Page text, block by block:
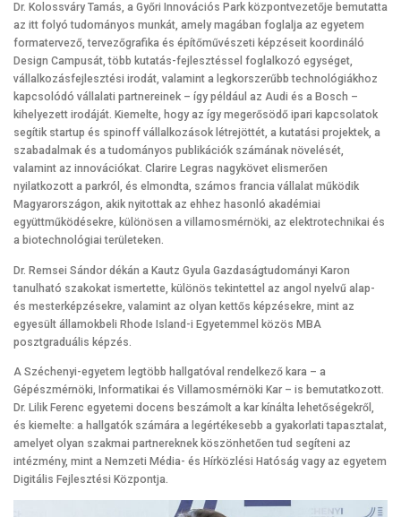
Dr. Kolossváry Tamás, a Győri Innovációs Park központvezetője bemutatta
az itt folyó tudományos munkát, amely magában foglalja az egyetem
formatervező, tervezőgrafika és építőművészeti képzéseit koordináló
Design Campusát, több kutatás-fejlesztéssel foglalkozó egységet,
vállalkozásfejlesztési irodát, valamint a legkorszerűbb technológiákhoz
kapcsolódó vállalati partnereinek – így például az Audi és a Bosch –
kihelyezett irodáját. Kiemelte, hogy az így megerősödő ipari kapcsolatok
segítik startup és spinoff vállalkozások létrejöttét, a kutatási projektek, a
szabadalmak és a tudományos publikációk számának növelését,
valamint az innovációkat. Clarire Legras nagykövet elismerően
nyilatkozott a parkról, és elmondta, számos francia vállalat működik
Magyarországon, akik nyitottak az ehhez hasonló akadémiai
együttműködésekre, különösen a villamosmérnöki, az elektrotechnikai és
a biotechnológiai területeken.
Dr. Remsei Sándor dékán a Kautz Gyula Gazdaságtudományi Karon
tanulható szakokat ismertette, különös tekintettel az angol nyelvű alap-
és mesterképzésekre, valamint az olyan kettős képzésekre, mint az
egyesült államokbeli Rhode Island-i Egyetemmel közös MBA
posztgraduális képzés.
A Széchenyi-egyetem legtöbb hallgatóval rendelkező kara – a
Gépészmérnöki, Informatikai és Villamosmérnöki Kar – is bemutatkozott.
Dr. Lilik Ferenc egyetemi docens beszámolt a kar kínálta lehetőségekről,
és kiemelte: a hallgatók számára a legértékesebb a gyakorlati tapasztalat,
amelyet olyan szakmai partnereknek köszönhetően tud segíteni az
intézmény, mint a Nemzeti Média- és Hírközlési Hatóság vagy az egyetem
Digitális Fejlesztési Központja.